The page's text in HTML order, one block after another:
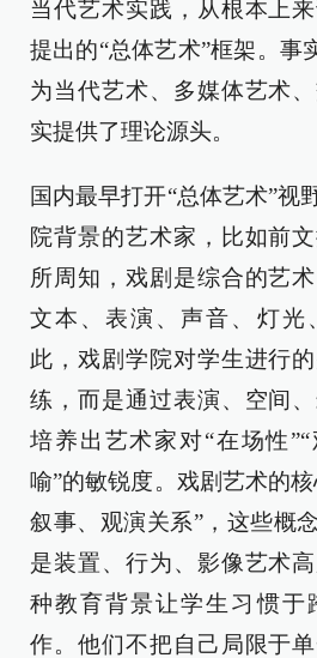
当代艺术实践，从根本上
提出的“总体艺术”框架。事
为当代艺术、多媒体艺术
实提供了理论源头。
国内最早打开“总体艺术”视
院背景的艺术家，比如前
所周知，戏剧是综合的艺
文本、表演、声音、灯光
此，戏剧学院对学生进行
练，而是通过表演、空间
培养出艺术家对“在场性
喻”的敏锐度。戏剧艺术的核
叙事、观演关系”，这些概
是装置、行为、影像艺术
种教育背景让学生习惯于
作。他们不把自己局限于